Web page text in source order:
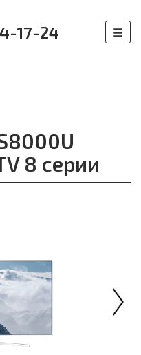
17-24
8 серии